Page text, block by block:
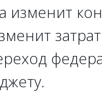
изменит